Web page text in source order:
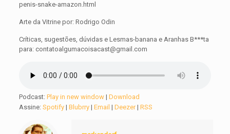
penis-snake-amazon.html
Arte da Vitrine por: Rodrigo Odin
Críticas, sugestões, dúvidas e Lesmas-banana e Aranhas B***ta
para: contatoalgumacoisacast@gmail.com
Podcast:Play in new window |Download
Assine:Spotify |Blubrry |Email |Deezer|RSS